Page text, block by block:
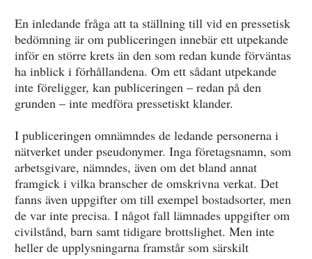
En inledande fråga att ta ställning till vid en pressetisk
bedömning är om publiceringen innebär ett utpekande
inför en större krets än den som redan kunde förväntas
ha inblick i förhållandena. Om ett sådant utpekande
inte föreligger, kan publiceringen – redan på den
grunden – inte medföra pressetiskt klander.
I publiceringen omnämndes de ledande personerna i
nätverket under pseudonymer. Inga företagsnamn, som
arbetsgivare, nämndes, även om det bland annat
framgick i vilka branscher de omskrivna verkat. Det
fanns även uppgifter om till exempel bostadsorter, men
de var inte precisa. I något fall lämnades uppgifter om
civilstånd, barn samt tidigare brottslighet. Men inte
heller de upplysningarna framstår som särskilt